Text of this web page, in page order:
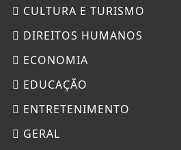
CULTURA E TURISMO
DIREITOS HUMANOS
ECONOMIA
EDUCAÇÃO
ENTRETENIMENTO
GERAL